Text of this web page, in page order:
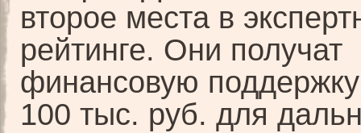
второе места в
рейтинге. Они получат
финансовую
100 тыс. руб. для